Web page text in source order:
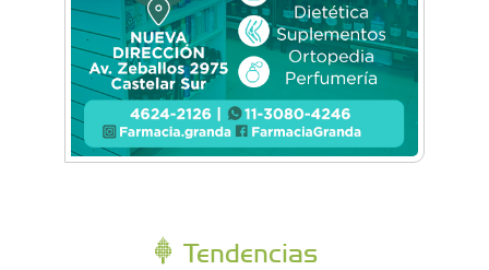
Tendencias